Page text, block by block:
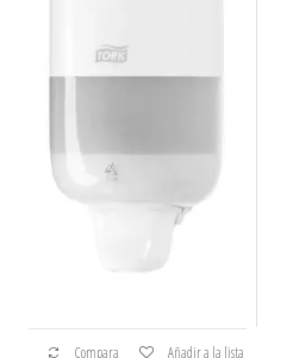
Compara Añadir a la lista